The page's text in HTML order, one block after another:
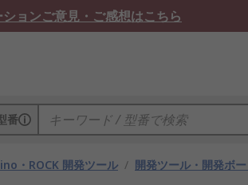
ョンご意見・ご感想はこちら
番
・ROCK 開発ツール / 開発ツール・開発ボ